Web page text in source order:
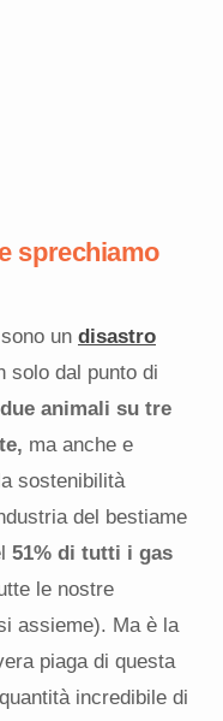
sprechiamo
un disastro
solo dal punto di
due animali su tre
ma anche e
sostenibilità
del bestiame
51% di tutti i gas
le nostre
assieme). Ma è la
piaga di questa
incredibile di